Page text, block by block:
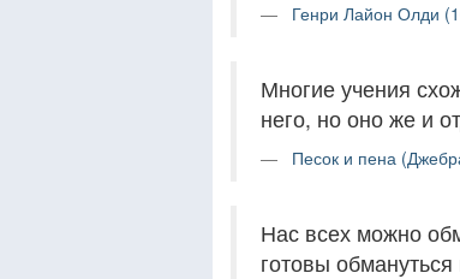
Генри Лайон Олди
Многие учения
него, но оно же и
Песок и пена
Нас всех можно
готовы